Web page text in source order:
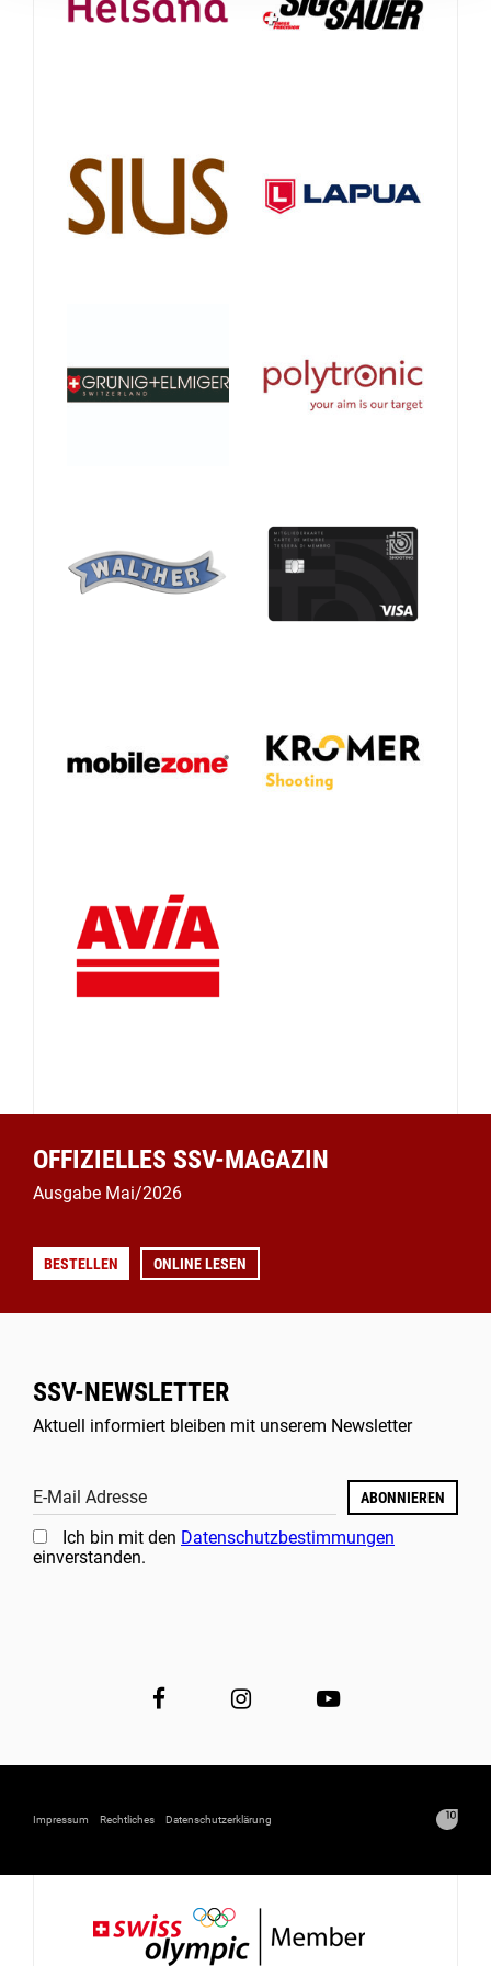
OFFIZIELLES SSV-MAGAZIN
Ausgabe Mai/2026
BESTELLEN ONLINE LESEN
SSV-NEWSLETTER
Aktuell informiert bleiben mit unserem Newsletter
E-Mail Adresse ABONNIEREN
Ich bin mit den Datenschutzbestimmungen
einverstanden.
Impressum Rechtliches Datenschutzerklärung